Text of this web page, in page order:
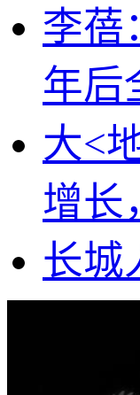
李蓓
年后
大<
增长
长城